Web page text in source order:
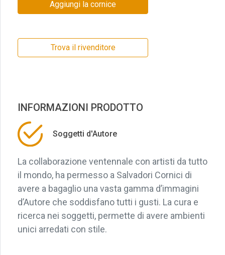
Aggiungi la cornice
Trova il rivenditore
INFORMAZIONI PRODOTTO
Soggetti d'Autore
La collaborazione ventennale con artisti da tutto
il mondo, ha permesso a Salvadori Cornici di
avere a bagaglio una vasta gamma d’immagini
d’Autore che soddisfano tutti i gusti. La cura e
ricerca nei soggetti, permette di avere ambienti
unici arredati con stile.